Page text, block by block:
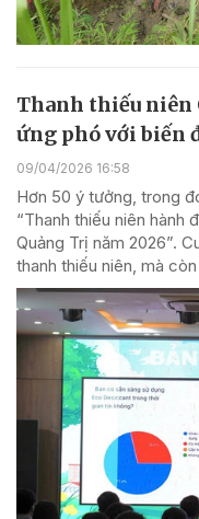
Thanh thiếu niên
ứng phó với biến
09/04/2026 16:58
Hơn 50 ý tưởng, trong
“Thanh thiếu niên hành
Quảng Trị năm 2026”.
thanh thiếu niên, mà